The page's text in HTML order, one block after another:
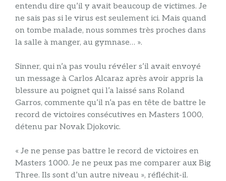
entendu dire qu’il y avait beaucoup de victimes. Je
ne sais pas si le virus est seulement ici. Mais quand
on tombe malade, nous sommes très proches dans
la salle à manger, au gymnase… ».
Sinner, qui n’a pas voulu révéler s’il avait envoyé
un message à Carlos Alcaraz après avoir appris la
blessure au poignet qui l’a laissé sans Roland
Garros, commente qu’il n’a pas en tête de battre le
record de victoires consécutives en Masters 1000,
détenu par Novak Djokovic.
« Je ne pense pas battre le record de victoires en
Masters 1000. Je ne peux pas me comparer aux Big
Three. Ils sont d’un autre niveau », réfléchit-il.